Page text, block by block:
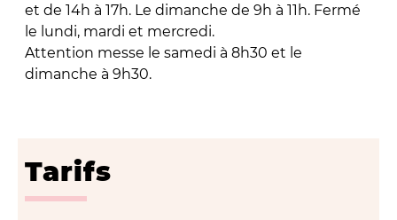
et de 14h à 17h. Le dimanche de 9h à 11h. Fermé
le lundi, mardi et mercredi.
Attention messe le samedi à 8h30 et le
dimanche à 9h30.
Tarifs